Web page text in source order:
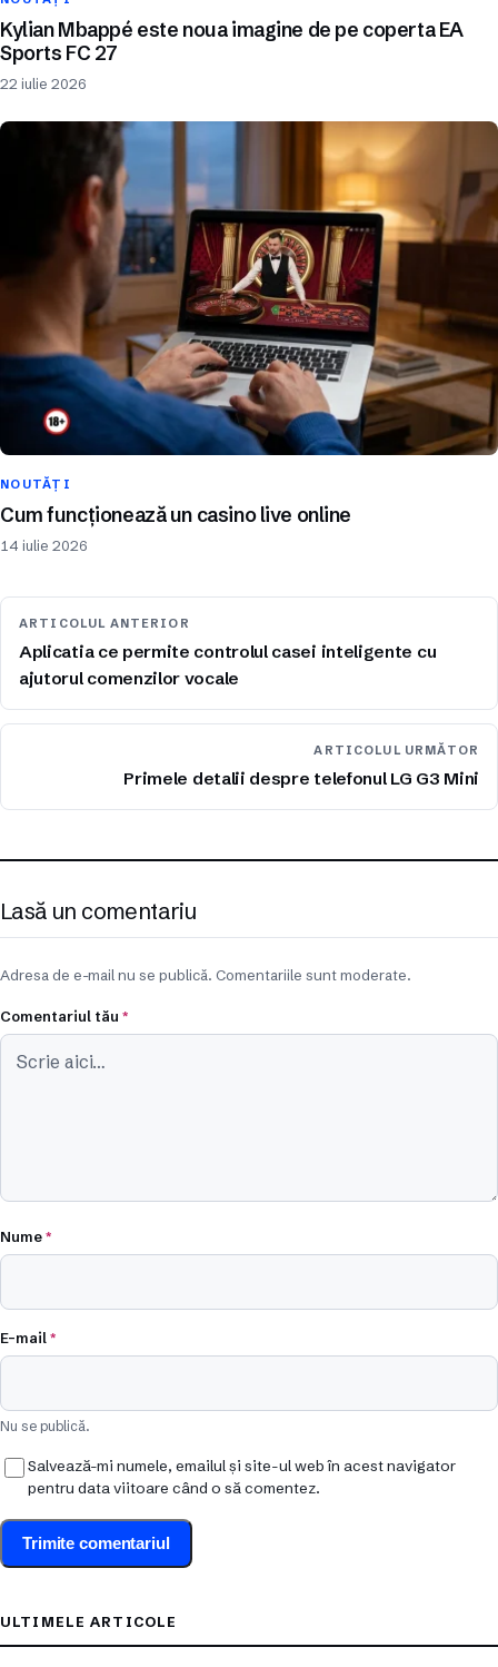
Kylian Mbappé este noua imagine de pe coperta EA
Sports FC 27
22 iulie 2026
NOUTĂȚI
Cum funcționează un casino live online
14 iulie 2026
ARTICOLUL ANTERIOR
Aplicatia ce permite controlul casei inteligente cu
ajutorul comenzilor vocale
ARTICOLUL URMĂTOR
Primele detalii despre telefonul LG G3 Mini
Lasă un comentariu
Adresa de e-mail nu se publică. Comentariile sunt moderate.
Comentariul tău *
Nume*
E-mail*
Nu se publică.
Salvează-mi numele, emailul și site-ul web în acest navigator
pentru data viitoare când o să comentez.
ULTIMELE ARTICOLE